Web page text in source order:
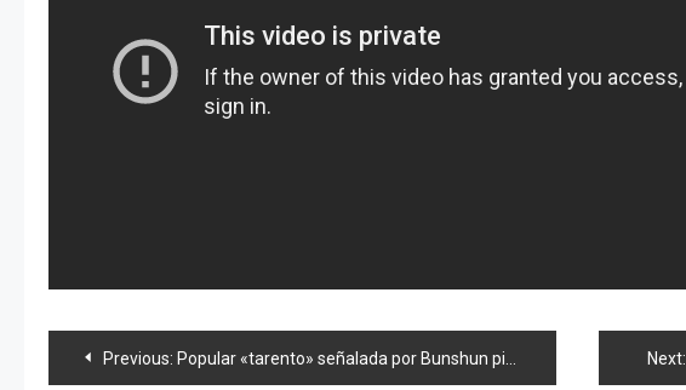
Navegación
Previous: Popular «tarento» señalada por Bunshun pide disculpas Next: